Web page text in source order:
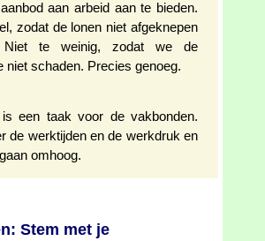
aan arbeid aan te bieden.
zodat de lonen niet afgeknepen
Niet te weinig, zodat we de
niet schaden. Precies genoeg.
een taak voor de vakbonden.
de werktijden en de werkdruk en
omhoog.
Stem met je